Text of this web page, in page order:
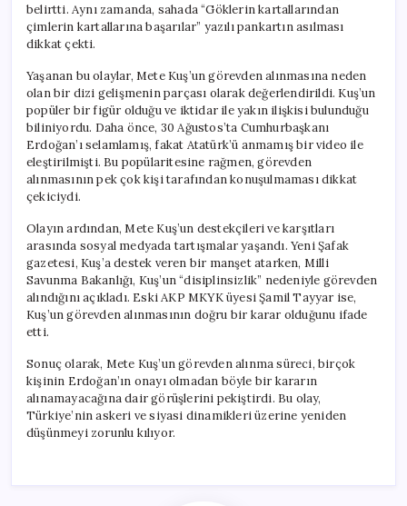
belirtti. Aynı zamanda, sahada “Göklerin kartallarından
çimlerin kartallarına başarılar” yazılı pankartın asılması
dikkat çekti.
Yaşanan bu olaylar, Mete Kuş’un görevden alınmasına neden
olan bir dizi gelişmenin parçası olarak değerlendirildi. Kuş’un
popüler bir figür olduğu ve iktidar ile yakın ilişkisi bulunduğu
biliniyordu. Daha önce, 30 Ağustos’ta Cumhurbaşkanı
Erdoğan’ı selamlamış, fakat Atatürk’ü anmamış bir video ile
eleştirilmişti. Bu popülaritesine rağmen, görevden
alınmasının pek çok kişi tarafından konuşulmaması dikkat
çekiciydi.
Olayın ardından, Mete Kuş’un destekçileri ve karşıtları
arasında sosyal medyada tartışmalar yaşandı. Yeni Şafak
gazetesi, Kuş’a destek veren bir manşet atarken, Milli
Savunma Bakanlığı, Kuş’un “disiplinsizlik” nedeniyle görevden
alındığını açıkladı. Eski AKP MKYK üyesi Şamil Tayyar ise,
Kuş’un görevden alınmasının doğru bir karar olduğunu ifade
etti.
Sonuç olarak, Mete Kuş’un görevden alınma süreci, birçok
kişinin Erdoğan’ın onayı olmadan böyle bir kararın
alınamayacağına dair görüşlerini pekiştirdi. Bu olay,
Türkiye’nin askeri ve siyasi dinamikleri üzerine yeniden
düşünmeyi zorunlu kılıyor.